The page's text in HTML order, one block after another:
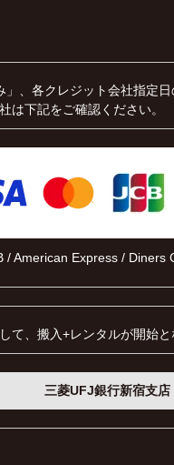
、各クレジット会社指定日
は下記をご確認ください。
/ American Express / Diners
て、搬入+レンタルが開始と
三菱UFJ銀行新宿支